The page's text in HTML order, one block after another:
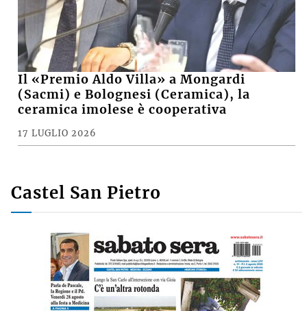
Le notizie più lette
CRONACA, SABATO SERA +
VIDEO e FOTO – Maltempo, raffiche di
vento e pioggia battente, i danni a